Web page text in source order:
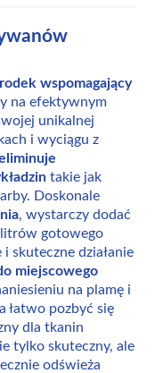
wspomagający
na efektywnym
unikalnej
i wyciągu z
takie jak
Doskonale
, wystarczy dodać
gotowego
skuteczne działanie
miejscowego
na plamę i
łatwo pozbyć się
dla tkanin
tylko skuteczny, ale
odświeża